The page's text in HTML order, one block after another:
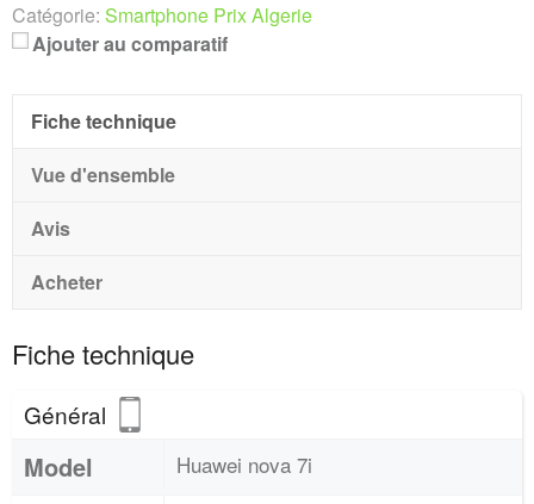
Catégorie: Smartphone Prix Algerie
Ajouter au comparatif
Fiche technique
Vue d'ensemble
Avis
Acheter
Fiche technique
Général
Model Huawei nova 7i